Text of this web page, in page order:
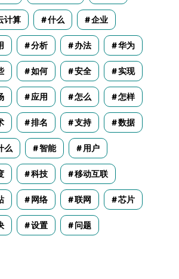
计算 什么 企业
分析 办法 华为
如何 安全 实现
应用 怎么 怎样
排名 支持 数据
么 智能 用户
科技 移动互联
网络 联网 芯片
设置 问题